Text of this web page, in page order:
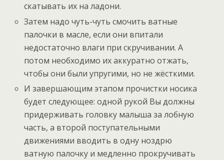
скатывать их на ладони.
Затем надо чуть-чуть смочить ватные
палочки в масле, если они впитали
недостаточно влаги при скручивании. А
потом необходимо их аккуратно отжать,
чтобы они были упругими, но не жёсткими.
И завершающим этапом прочистки носика
будет следующее: одной рукой Вы должны
придерживать головку малыша за лобную
часть, а второй поступательными
движениями вводить в одну ноздрю
ватную палочку и медленно прокручивать